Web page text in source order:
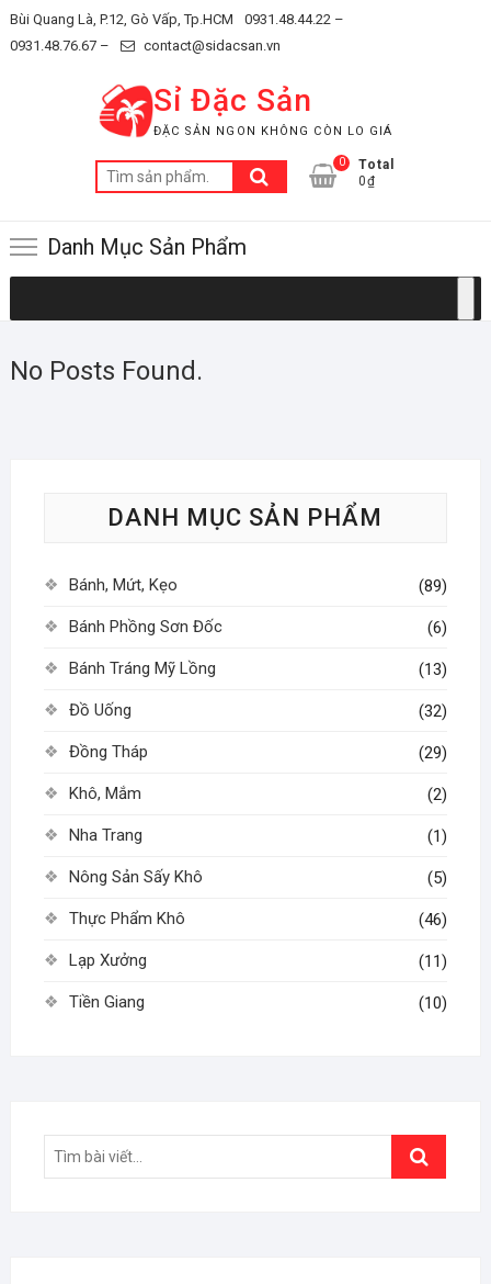
Skip
to
Bùi Quang Là, P.12, Gò Vấp, Tp.HCM
0931.48.44.22 –
0931.48.76.67 –
contact@sidacsan.vn
Sỉ Đặc Sản
ĐẶC SẢN NGON KHÔNG CÒN LO GIÁ
Tìm
kiếm:
0
Total
0₫
Danh Mục Sản Phẩm
No Posts Found.
DANH MỤC SẢN PHẨM
Bánh, Mứt, Kẹo (89)
Bánh Phồng Sơn Đốc (6)
Bánh Tráng Mỹ Lồng (13)
Đồ Uống (32)
Đồng Tháp (29)
Khô, Mắm (2)
Nha Trang (1)
Nông Sản Sấy Khô (5)
Thực Phẩm Khô (46)
Lạp Xưởng (11)
Tiền Giang (10)
Search